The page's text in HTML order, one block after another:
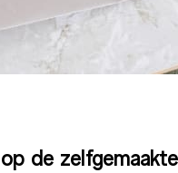
de zelfgemaakte